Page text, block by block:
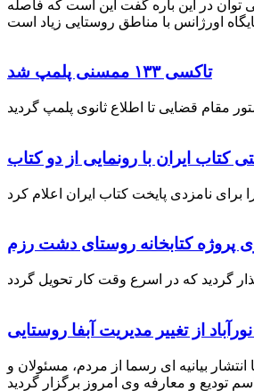
توان در این باره گفت این است که فاصله
تاکسی ۱۳۳ ممسنی پلمپ شد
کتاب ایران با رونمایی از دو کتاب
پروژه کتابخانه روستای دشت رزم
از تغییر مدیریت آبفا روستایی
با انتشار بیانیه ای رسما از مردم، مسئولان و